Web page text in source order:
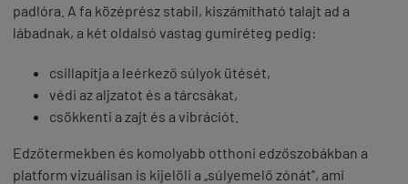
padlóra. A fa középrész stabil, kiszámítható talajt ad a
lábadnak, a két oldalsó vastag gumiréteg pedig:
csillapítja a leérkező súlyok ütését,
védi az aljzatot és a tárcsákat,
csökkenti a zajt és a vibrációt.
Edzőtermekben és komolyabb otthoni edzőszobákban a
platform vizuálisan is kijelöli a „súlyemelő zónát”, ami